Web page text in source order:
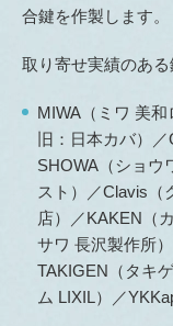
合鍵を作製します。
取り寄せ実績のある
MIWA（ミワ 美
旧：日本カバ）
SHOWA（ショウ
スト）／Clavis（
店）／KAKEN（
サワ 長沢製作所
TAKIGEN（タキ
ム LIXIL）／